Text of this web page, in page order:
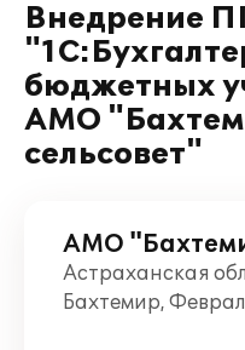
Внедрение
бюджетных
АМО
сельсовет"
АМО
Астраханская
Бахтемир,